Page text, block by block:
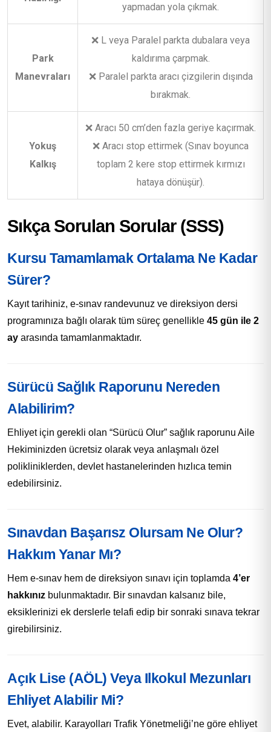
yapmadan yola çıkmak.
Park
Manevraları
❌ L veya Paralel parkta dubalara veya
kaldırıma çarpmak.
❌ Paralel parkta aracı çizgilerin dışında
bırakmak.
Yokuş
Kalkış
❌ Aracı 50 cm’den fazla geriye kaçırmak.
❌ Aracı stop ettirmek (Sınav boyunca
toplam 2 kere stop ettirmek kırmızı
hataya dönüşür).
Sıkça Sorulan Sorular (SSS)
Kursu Tamamlamak Ortalama Ne Kadar
Sürer?
Kayıt tarihiniz, e-sınav randevunuz ve direksiyon dersi
programınıza bağlı olarak tüm süreç genellikle 45 gün ile 2
ay arasında tamamlanmaktadır.
Sürücü Sağlık Raporunu Nereden
Alabilirim?
Ehliyet için gerekli olan “Sürücü Olur” sağlık raporunu Aile
Hekiminizden ücretsiz olarak veya anlaşmalı özel
polikliniklerden, devlet hastanelerinden hızlıca temin
edebilirsiniz.
Sınavdan Başarısz Olursam Ne Olur?
Hakkım Yanar Mı?
Hem e-sınav hem de direksiyon sınavı için toplamda 4’er
hakkınız bulunmaktadır. Bir sınavdan kalsanız bile,
eksiklerinizi ek derslerle telafi edip bir sonraki sınava tekrar
girebilirsiniz.
Açık Lise (AÖL) Veya Ilkokul Mezunları
Ehliyet Alabilir Mi?
Evet, alabilir. Karayolları Trafik Yönetmeliği’ne göre ehliyet